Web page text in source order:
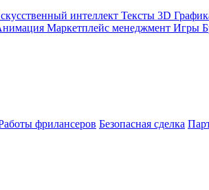
интеллект Тексты 3D
Маркетплейс менеджмент Игры
фрилансеров Безопасная сделка